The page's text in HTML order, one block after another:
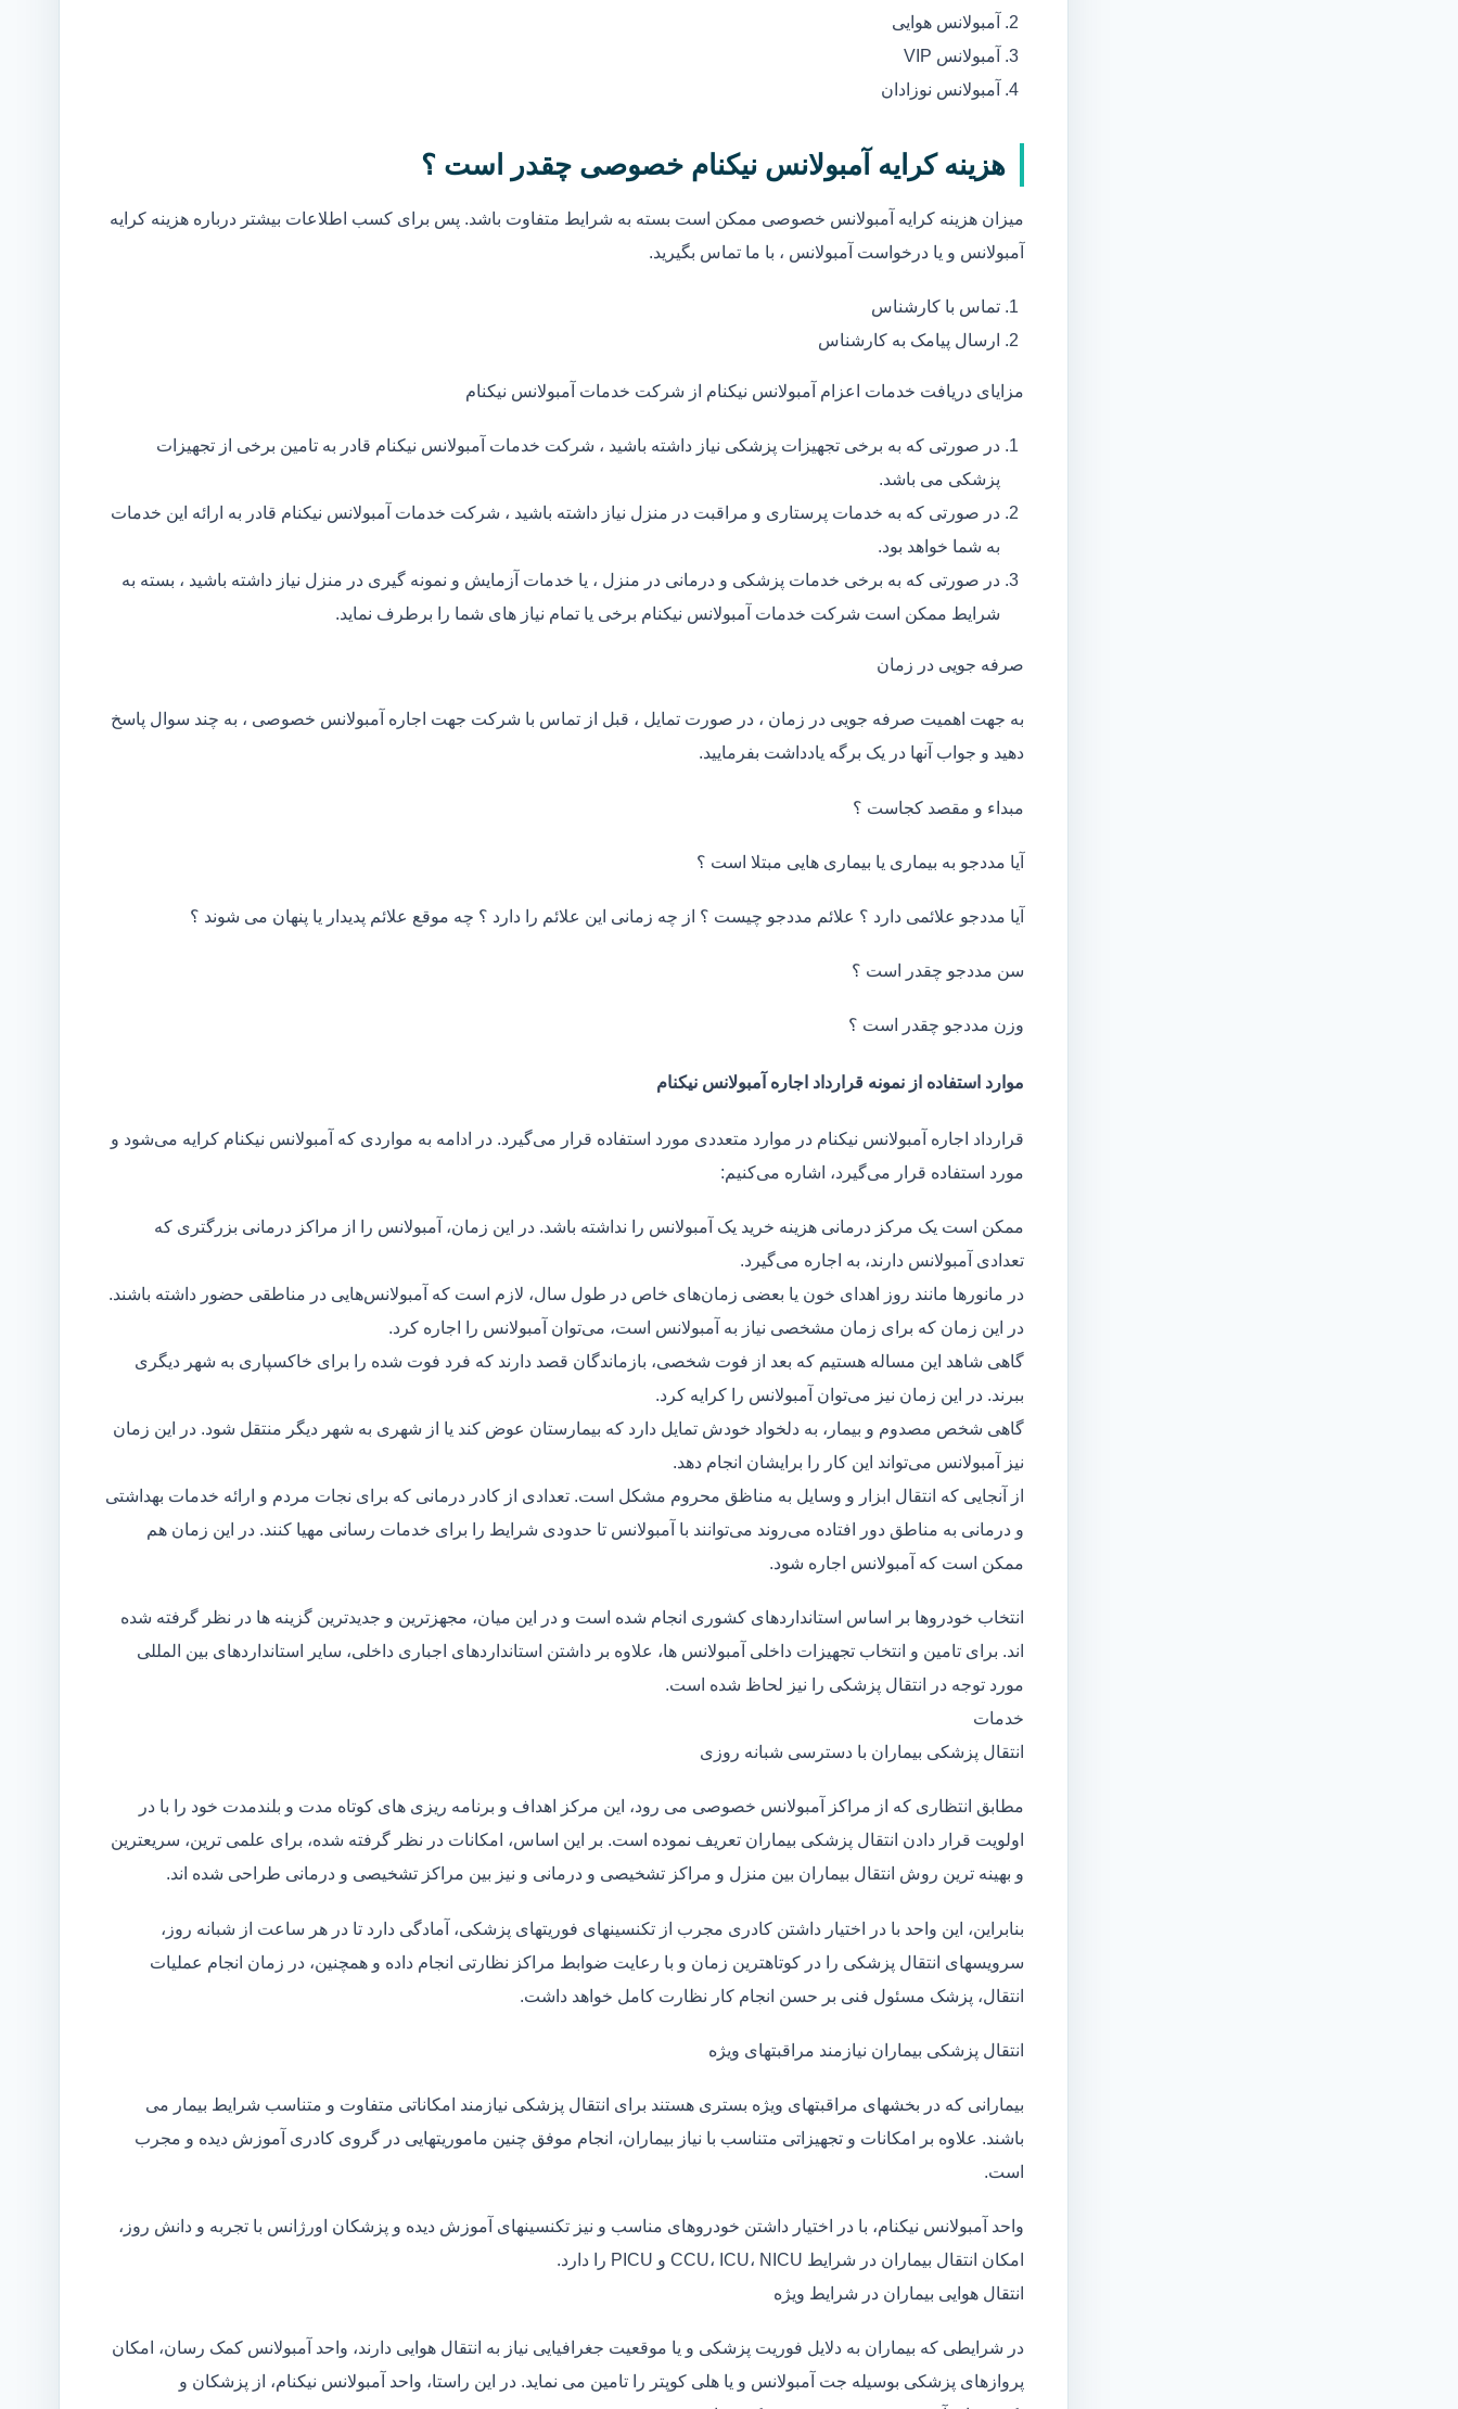
آمبولانس هوایی
آمبولانس VIP
آمبولانس نوزادان
هزینه کرایه آمبولانس نیکنام خصوصی چقدر است ؟
میزان هزینه کرایه آمبولانس خصوصی ممکن است بسته به شرایط متفاوت باشد. پس برای کسب اطلاعات بیشتر درباره هزینه کرایه
آمبولانس و یا درخواست آمبولانس ، با ما تماس بگیرید.
تماس با کارشناس
ارسال پیامک به کارشناس
مزایای دریافت خدمات اعزام آمبولانس نیکنام از شرکت خدمات آمبولانس نیکنام
در صورتی که به برخی تجهیزات پزشکی نیاز داشته باشید ، شرکت خدمات آمبولانس نیکنام قادر به تامین برخی از تجهیزات
پزشکی می باشد.
در صورتی که به خدمات پرستاری و مراقبت در منزل نیاز داشته باشید ، شرکت خدمات آمبولانس نیکنام قادر به ارائه این خدمات
به شما خواهد بود.
در صورتی که به برخی خدمات پزشکی و درمانی در منزل ، یا خدمات آزمایش و نمونه گیری در منزل نیاز داشته باشید ، بسته به
شرایط ممکن است شرکت خدمات آمبولانس نیکنام برخی یا تمام نیاز های شما را برطرف نماید.
صرفه جویی در زمان
به جهت اهمیت صرفه جویی در زمان ، در صورت تمایل ، قبل از تماس با شرکت جهت اجاره آمبولانس خصوصی ، به چند سوال پاسخ
دهید و جواب آنها در یک برگه یادداشت بفرمایید.
مبداء و مقصد کجاست ؟
آیا مددجو به بیماری یا بیماری هایی مبتلا است ؟
آیا مددجو علائمی دارد ؟ علائم مددجو چیست ؟ از چه زمانی این علائم را دارد ؟ چه موقع علائم پدیدار یا پنهان می شوند ؟
سن مددجو چقدر است ؟
وزن مددجو چقدر است ؟
موارد استفاده از نمونه قرارداد اجاره آمبولانس نیکنام
قرارداد اجاره آمبولانس نیکنام در موارد متعددی مورد استفاده قرار می‌گیرد. در ادامه به مواردی که آمبولانس نیکنام کرایه می‌شود و
مورد استفاده قرار می‌گیرد، اشاره می‌کنیم:
ممکن است یک مرکز درمانی هزینه خرید یک آمبولانس را نداشته باشد. در این زمان، آمبولانس را از مراکز درمانی بزرگتری که
تعدادی آمبولانس دارند، به اجاره می‌گیرد.
در مانور‌ها مانند روز اهدای خون یا بعضی زمان‌های خاص در طول سال، لازم است که آمبولانس‌هایی در مناطقی حضور داشته باشند.
در این زمان که برای زمان مشخصی نیاز به آمبولانس است، می‌توان آمبولانس را اجاره کرد.
گاهی شاهد این مساله هستیم که بعد از فوت شخصی، بازماندگان قصد دارند که فرد فوت شده را برای خاکسپاری به شهر دیگری
ببرند. در این زمان نیز می‌توان آمبولانس را کرایه کرد.
گاهی شخص مصدوم و بیمار، به دلخواد خودش تمایل دارد که بیمارستان عوض کند یا از شهری به شهر دیگر منتقل شود. در این زمان
نیز آمبولانس می‌تواند این کار را برایشان انجام دهد.
از آنجایی که انتقال ابزار و وسایل به مناظق محروم مشکل است. تعدادی از کادر درمانی که برای نجات مردم و ارائه خدمات بهداشتی
و درمانی به مناطق دور افتاده می‌روند می‌توانند با آمبولانس تا حدودی شرایط را برای خدمات رسانی مهیا کنند. در این زمان هم
ممکن است که آمبولانس اجاره شود.
انتخاب خودروها بر اساس استانداردهای کشوری انجام شده است و در این میان، مجهزترین و جدیدترین گزینه ها در نظر گرفته شده
اند. برای تامین و انتخاب تجهیزات داخلی آمبولانس ها، علاوه بر داشتن استانداردهای اجباری داخلی، سایر استانداردهای بین المللی
مورد توجه در انتقال پزشکی را نیز لحاظ شده است.
خدمات
انتقال پزشکی بیماران با دسترسی شبانه روزی
مطابق انتظاری که از مراکز آمبولانس خصوصی می رود، این مرکز اهداف و برنامه ریزی های کوتاه مدت و بلندمدت خود را با در
اولویت قرار دادن انتقال پزشکی بیماران تعریف نموده است. بر این اساس، امکانات در نظر گرفته شده، برای علمی ترین، سریعترین
و بهینه ترین روش انتقال بیماران بین منزل و مراکز تشخیصی و درمانی و نیز بین مراکز تشخیصی و درمانی طراحی شده اند.
بنابراین، این واحد با در اختیار داشتن کادری مجرب از تکنسینهای فوریتهای پزشکی، آمادگی دارد تا در هر ساعت از شبانه روز،
سرویسهای انتقال پزشکی را در کوتاهترین زمان و با رعایت ضوابط مراکز نظارتی انجام داده و همچنین، در زمان انجام عملیات
انتقال، پزشک مسئول فنی بر حسن انجام کار نظارت کامل خواهد داشت.
انتقال پزشکی بیماران نیازمند مراقبتهای ویژه
بیمارانی که در بخشهای مراقبتهای ویژه بستری هستند برای انتقال پزشکی نیازمند امکاناتی متفاوت و متناسب شرایط بیمار می
باشند. علاوه بر امکانات و تجهیزاتی متناسب با نیاز بیماران، انجام موفق چنین ماموریتهایی در گروی کادری آموزش دیده و مجرب
است.
واحد آمبولانس نیکنام، با در اختیار داشتن خودروهای مناسب و نیز تکنسینهای آموزش دیده و پزشکان اورژانس با تجربه و دانش روز،
امکان انتقال بیماران در شرایط CCU، ICU، NICU و PICU را دارد.
انتقال هوایی بیماران در شرایط ویژه
در شرایطی که بیماران به دلایل فوریت پزشکی و یا موقعیت جغرافیایی نیاز به انتقال هوایی دارند، واحد آمبولانس کمک رسان، امکان
پروازهای پزشکی بوسیله جت آمبولانس و یا هلی کوپتر را تامین می نماید. در این راستا، واحد آمبولانس نیکنام، از پزشکان و